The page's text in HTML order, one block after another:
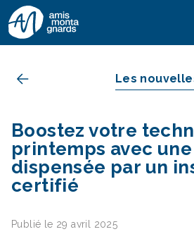
Aller au contenu
Les
Boostez votre
printemps avec
dispensée par un
certifié
Publié le 29 avril 2025